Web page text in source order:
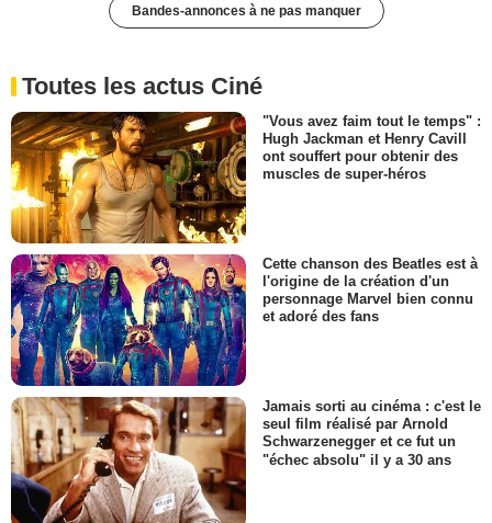
Bandes-annonces à ne pas manquer
Toutes les actus Ciné
"Vous avez faim tout le temps" :
Hugh Jackman et Henry Cavill
ont souffert pour obtenir des
muscles de super-héros
Cette chanson des Beatles est à
l'origine de la création d'un
personnage Marvel bien connu
et adoré des fans
Jamais sorti au cinéma : c'est le
seul film réalisé par Arnold
Schwarzenegger et ce fut un
"échec absolu" il y a 30 ans